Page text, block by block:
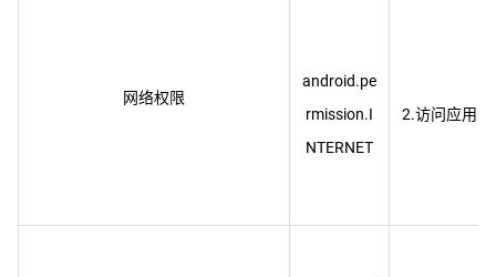
网络权限
android.pe
rmission.I